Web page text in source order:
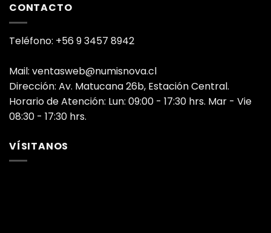
CONTACTO
Teléfono: +56 9 3457 8942
Mail: ventasweb@numisnova.cl
Dirección: Av. Matucana 26b, Estación Central.
Horario de Atención: Lun: 09:00 - 17:30 hrs. Mar - Vie
08:30 - 17:30 hrs.
VÍSITANOS